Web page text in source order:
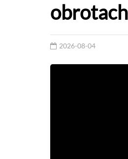
2026-08-04